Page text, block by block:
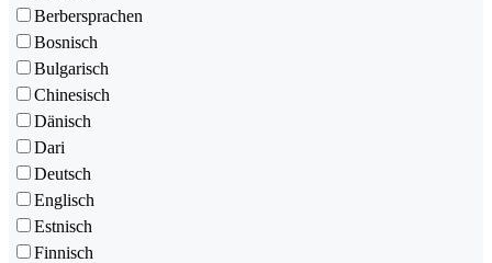
Berbersprachen
Bosnisch
Bulgarisch
Chinesisch
Dänisch
Dari
Deutsch
Englisch
Estnisch
Finnisch